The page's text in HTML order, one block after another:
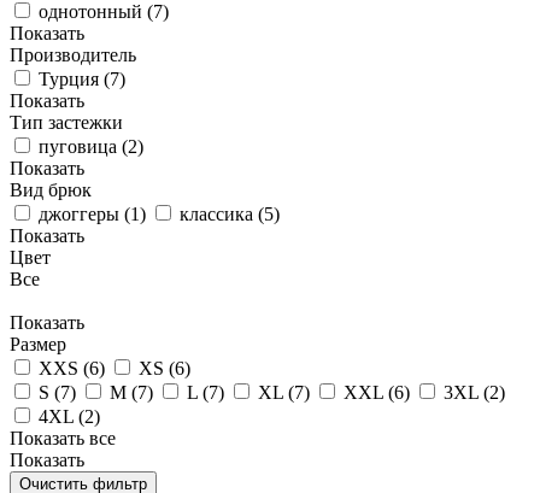
однотонный (7)
Показать
Производитель
Турция (7)
Показать
Тип застежки
пуговица (2)
Показать
Вид брюк
джоггеры (1) классика (5)
Показать
Цвет
Все
Показать
Размер
XXS (6) XS (6)
S (7) M (7) L (7) XL (7) XXL (6) 3XL (2)
4XL (2)
Показать все
Показать
Очистить фильтр